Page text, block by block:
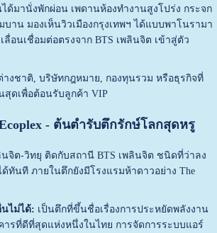
มานั่งพักผ่อน เพดานห้องทำงานสูงโปร่ง กระจก
าน มองเห็นวิวเมืองกรุงเทพฯ ได้แบบพาโนรามา
อนเชื่อมต่อตรงจาก BTS เพลินจิต เข้าสู่ตัว
างชาติ, บริษัทกฎหมาย, กองทุนรวม หรือธุรกิจที่
สุดเพื่อต้อนรับลูกค้า VIP
- ต้นตำรับตึกรักษ์โลกสุดหรู
นจิต-วิทยุ ติดกับสถานี BTS เพลินจิต ชนิดที่ว่าลง
ทันที ภายในตึกยังมีโรงแรมห้าดาวอย่าง The
ไม่ได้: เป็นตึกที่ขึ้นชื่อเรื่องการประหยัดพลังงาน
ารที่ดีที่สุดแห่งหนึ่งในไทย การจัดการระบบแอร์